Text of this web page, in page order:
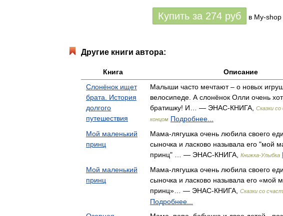
Купить за 274 руб в My-shop
Другие книги автора:
Книга Описание
Слонёнок ищет
брата. История
долгого
путешествия
Малыши часто мечтают – о новых
велосипеде. А слонёнок Олли очень
братишку! И… — ЭНАС-КНИГА,
Сказки
концом Подробнее...
Мой маленький
принц
Мама-лягушка очень любила своего
сыночка и ласково называла его "мой
принц" … — ЭНАС-КНИГА,
Книжка-Улыбка
Мой маленький
принц
Мама-лягушка очень любила своего
сыночка и ласково называла его «мой
принц»… — ЭНАС-КНИГА,
Сказки со
Подробнее...